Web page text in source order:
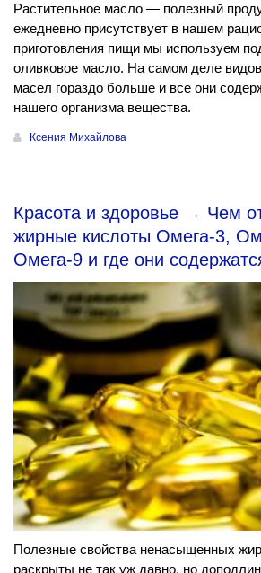
Растительное масло — полезный
ежедневно присутствует в нашем
приготовления пищи мы используем
оливковое масло. На самом деле
масел гораздо больше и все они
нашего организма вещества.
Ксения Михайлова
Красота и здоровье → Чем
жирные кислоты Омега-3,
Омега-9 и где они
Полезные свойства ненасыщенных
раскрыты не так уж давно, но